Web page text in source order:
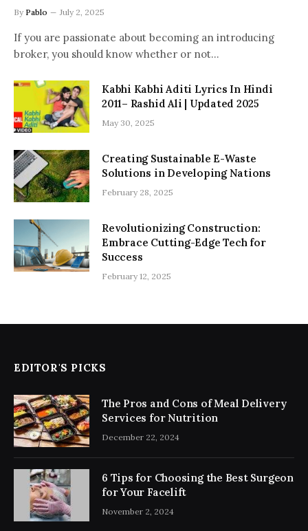
By Pablo July 2, 2025
If you are passionate about becoming an introducing
broker, you should know whether or not…
Kabhi Kabhi Aditi Lyrics In Hindi
2011– Rashid Ali | Updated 2025
May 30, 2025
Creating Sustainable E-Waste
Solutions in Developing Nations
February 28, 2025
Revolutionizing Construction:
Embrace Cutting-Edge Tech for
Success
February 12, 2025
EDITOR'S PICKS
The Pros and Cons of Meal Delivery
Services for Nutrition
December 22, 2024
6 Tips for Choosing the Best Surgeon
for Your Facelift
November 2, 2024